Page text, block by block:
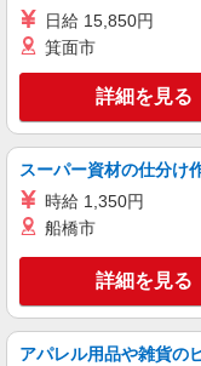
楽々
のサ
キープ
派遣社員
日給 15,850円
箕面市
詳細を見る
スーパー資材の仕分け
時給 1,350円
船橋市
詳細を見る
アパレル用品や雑貨の